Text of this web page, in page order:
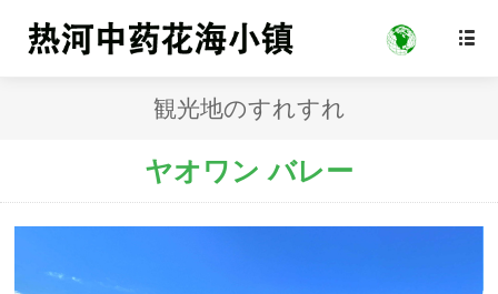

観光地のすれすれ
ヤオワン バレー